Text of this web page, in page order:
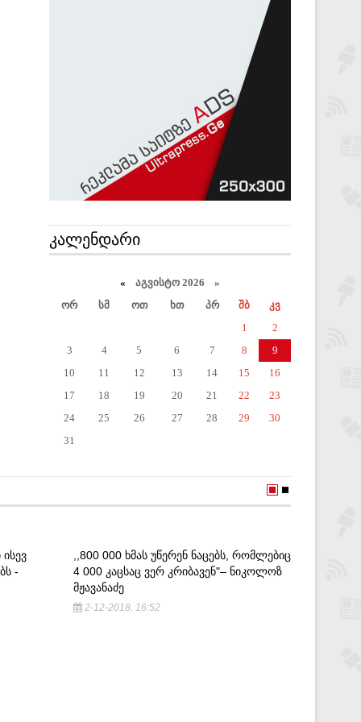
ᲙᲐᲚᲔᲜᲓᲐᲠᲘ
« აგვისტო 2026 »
ორ
სმ ოთ ხთ პრ შბ
კვ
1
2
3
4 5 6 7 8
9
10
11 12 13 14 15
16
17
18 19 20 21 22
23
24
25 26 27 28 29
30
31
-
,,800 000 ᲮᲛᲐᲡ ᲣᲬᲔᲠᲔᲜ ᲜᲐᲪᲔᲑᲡ, ᲠᲝᲛᲚᲔᲑᲘᲪ
4 000 ᲙᲐᲪᲡᲐᲪ ᲕᲔᲠ ᲙᲠᲘᲑᲐᲕᲔᲜ"– ᲜᲘᲙᲝᲚᲝᲖ
ᲛᲟᲐᲕᲐᲜᲐᲫᲔ
2-12-2018, 16:52